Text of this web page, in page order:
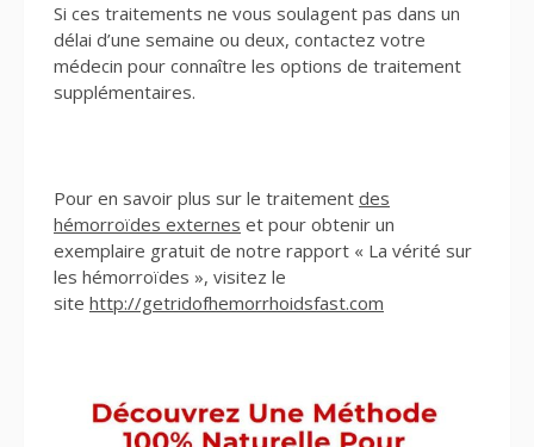
Si ces traitements ne vous soulagent pas dans un
délai d’une semaine ou deux, contactez votre
médecin pour connaître les options de traitement
supplémentaires.
Pour en savoir plus sur le traitement des
hémorroïdes externes et pour obtenir un
exemplaire gratuit de notre rapport « La vérité sur
les hémorroïdes », visitez le
site http://getridofhemorrhoidsfast.com